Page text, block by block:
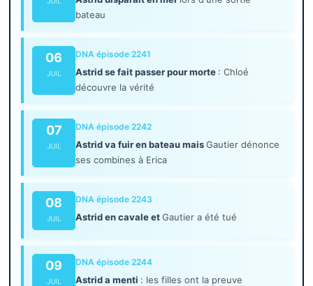
bateau
06
JUIL
DNA épisode 2241
Astrid se fait passer pour morte : Chloé
découvre la vérité
07
JUIL
DNA épisode 2242
Astrid va fuir en bateau maisGautier dénonce
ses combines à Erica
08
JUIL
DNA épisode 2243
Astrid en cavale etGautier a été tué
09
JUIL
DNA épisode 2244
Astrid a menti : les filles ont la preuve